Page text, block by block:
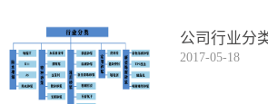
公司行业分
2017-05-18